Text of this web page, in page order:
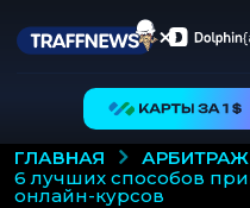
ГЛАВНАЯ
АРБИТРАЖ
6 лучших способов привлечения трафика для
онлайн-курсов